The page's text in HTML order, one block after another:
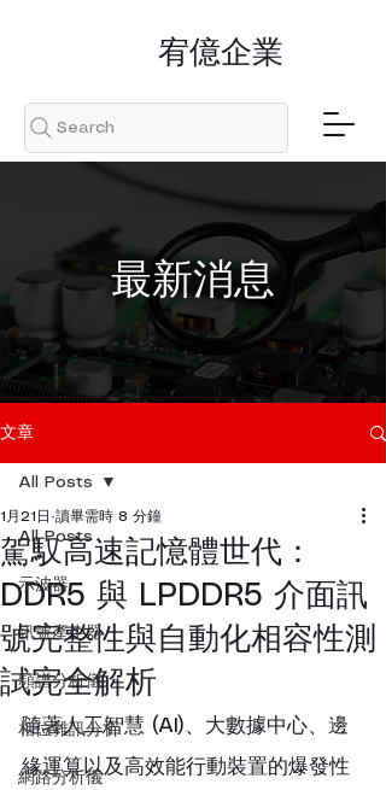
​宥億企業
Search
​最新消息
文章
All Posts
示波器
訊號產生器
頻譜分析儀
相位雜訊分析
網路分析儀
All Posts
駕馭高速記憶體世代：
DDR5 與 LPDDR5 介面訊
號完整性與自動化相容性測
試完全解析
1月21日 讀畢需時 8 分鐘
隨著人工智慧 (AI)、大數據中心、邊
緣運算以及高效能行動裝置的爆發性